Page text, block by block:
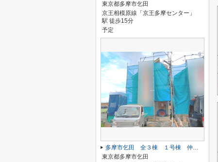
東京都多摩市乞田
京王相模原線「京王多摩センター」
駅 徒歩15分
予定
多摩市乞田 全３棟 １号棟 仲介手数料無料
東京都多摩市乞田